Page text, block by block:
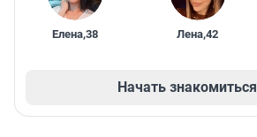
Елена,38 Лена,42
Начать знакомиться